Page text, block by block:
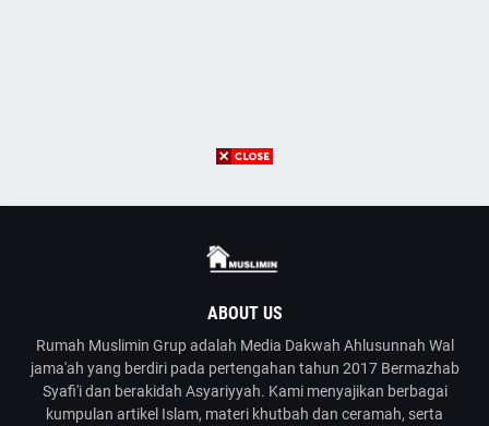
ABOUT US
Rumah Muslimin Grup adalah Media Dakwah Ahlusunnah Wal
jama'ah yang berdiri pada pertengahan tahun 2017 Bermazhab
Syafi'i dan berakidah Asyariyyah. Kami menyajikan berbagai
kumpulan artikel Islam, materi khutbah dan ceramah, serta